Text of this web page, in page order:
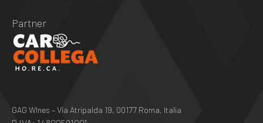
Partner
GAG WInes – Via Atripalda 19, 00177 Roma, Italia